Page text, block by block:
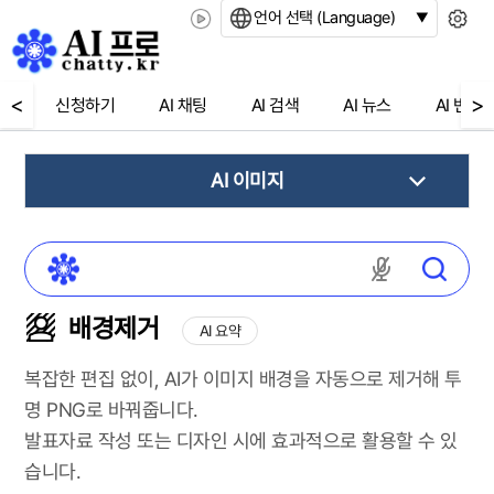
< 신청하기 AI 채팅 AI 검색 AI 뉴스 AI 번역
>
AI 이미지
배경제거
마이크 권
AI 요약
복잡한 편집 없이, AI가 이미지 배경을 자동으로 제거해 투
명 PNG로 바꿔줍니다.
발표자료 작성 또는 디자인 시에 효과적으로 활용할 수 있
습니다.
언어 선택 (Language)